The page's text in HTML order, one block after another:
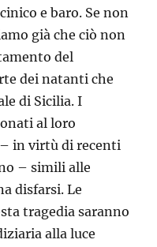
e baro. Se non
già che ciò non
del
dei natanti che
di Sicilia. I
al loro
in virtù di recenti
– simili alle
disfarsi. Le
tragedia saranno
alla luce